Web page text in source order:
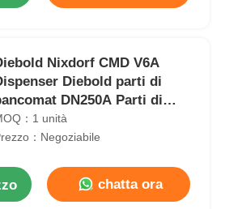
Nixdorf CMD V6A
Diebold parti di
DN250A Parti di
：1 unità
：Negoziabile
chatta ora